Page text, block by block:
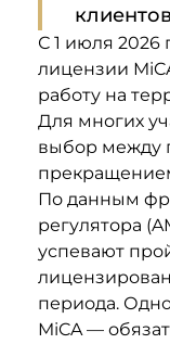
С 1 июля 2026
лицензии
работу на
Для многих
выбор между
По данным
регулятора
успевают
периода.
MiCA —